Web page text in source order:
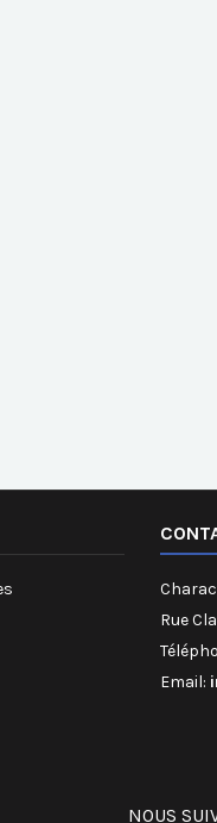
Rue
Email:
NOUS